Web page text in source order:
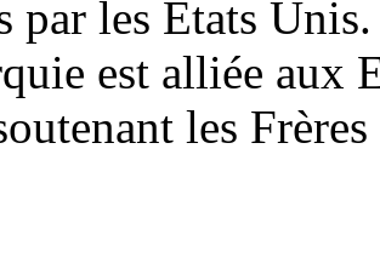
par les Etats Unis.
est alliée aux
les